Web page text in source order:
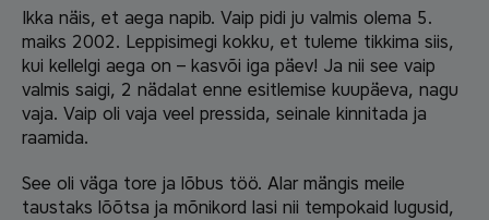
Ikka näis, et aega napib. Vaip pidi ju valmis olema 5.
maiks 2002. Leppisimegi kokku, et tuleme tikkima siis,
kui kellelgi aega on – kasvõi iga päev! Ja nii see vaip
valmis saigi, 2 nädalat enne esitlemise kuupäeva, nagu
vaja. Vaip oli vaja veel pressida, seinale kinnitada ja
raamida.
See oli väga tore ja lõbus töö. Alar mängis meile
taustaks lõõtsa ja mõnikord lasi nii tempokaid lugusid,